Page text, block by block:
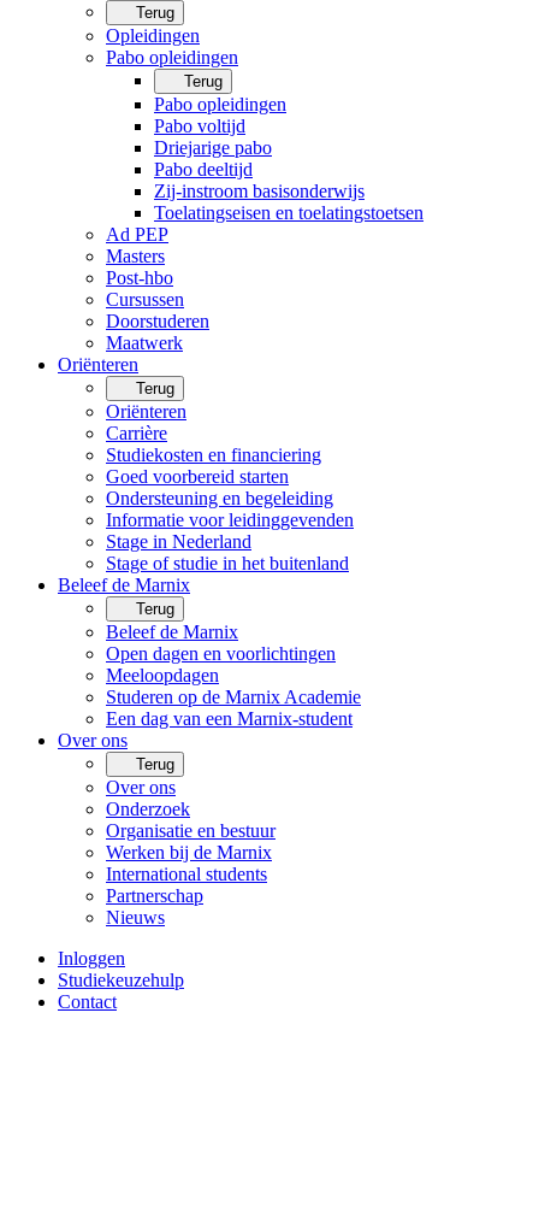
Terug
Opleidingen
Pabo opleidingen
Terug
Pabo opleidingen
Pabo voltijd
Driejarige pabo
Pabo deeltijd
Zij-instroom basisonderwijs
Toelatingseisen en toelatingstoetsen
Ad PEP
Masters
Post-hbo
Cursussen
Doorstuderen
Maatwerk
Oriënteren
Terug
Oriënteren
Carrière
Studiekosten en financiering
Goed voorbereid starten
Ondersteuning en begeleiding
Informatie voor leidinggevenden
Stage in Nederland
Stage of studie in het buitenland
Beleef de Marnix
Terug
Beleef de Marnix
Open dagen en voorlichtingen
Meeloopdagen
Studeren op de Marnix Academie
Een dag van een Marnix-student
Over ons
Terug
Over ons
Onderzoek
Organisatie en bestuur
Werken bij de Marnix
International students
Partnerschap
Nieuws
Inloggen
Studiekeuzehulp
Contact